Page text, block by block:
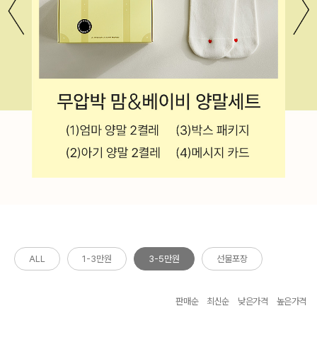
ALL 1-3만원 3-5만원 선물포장
판매순 최신순 낮은가격 높은가격